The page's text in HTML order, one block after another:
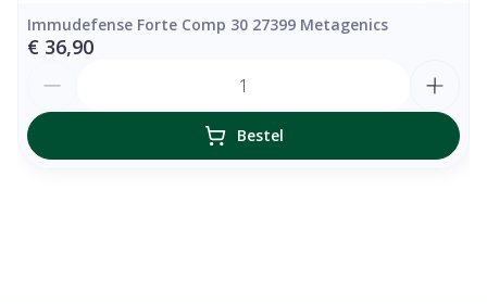
Immudefense Forte Comp 30 27399 Metagenics
€ 36,90
Bestel